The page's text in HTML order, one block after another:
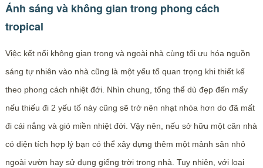
Ánh sáng và không gian trong phong cách
tropical
Việc kết nối không gian trong và ngoài nhà cùng tối ưu hóa nguồn
sáng tự nhiên vào nhà cũng là một yếu tố quan trọng khi thiết kế
theo phong cách nhiệt đới. Nhìn chung, tổng thể dù đẹp đến mấy
nếu thiếu đi 2 yếu tố này cũng sẽ trở nên nhạt nhòa hơn do đã mất
đi cái nắng và gió miền nhiệt đới. Vậy nên, nếu sở hữu một căn nhà
có diện tích hợp lý bạn có thể xây dựng thêm một mảnh sân nhỏ
ngoài vườn hay sử dụng giếng trời trong nhà. Tuy nhiên, với loại